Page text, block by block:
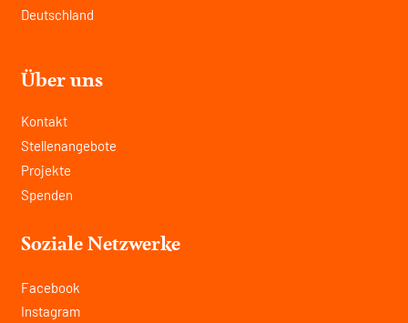
Deutschland
Über uns
Kontakt
Stellenangebote
Projekte
Spenden
Soziale Netzwerke
Facebook
Instagram